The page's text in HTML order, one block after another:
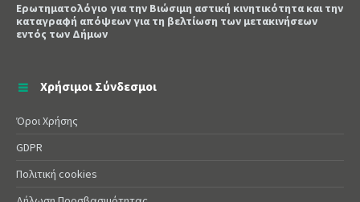
Ερωτηματολόγιο για την Βιώσιμη αστική κινητικότητα και την
καταγραφή απόψεων για τη βελτίωση των μετακινήσεων
εντός των Δήμων
Χρήσιμοι Σύνδεσμοι
Όροι Χρήσης
GDPR
Πολιτική cookies